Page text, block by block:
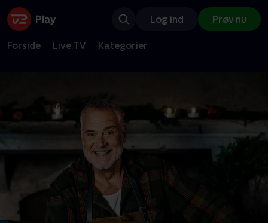
Log ind Prøv nu
Forside Live TV Kategorier